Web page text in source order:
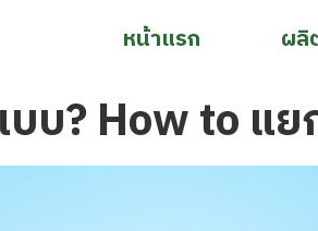
หน้าแรก ผ
บ? How to แ